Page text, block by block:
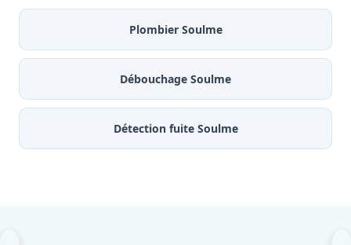
Plombier Soulme
Débouchage Soulme
Détection fuite Soulme